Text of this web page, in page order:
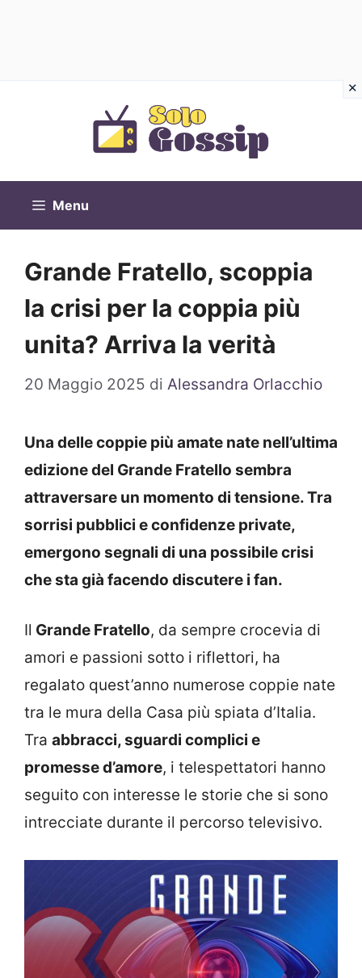
Menu
Grande Fratello, scoppia
la crisi per la coppia più
unita? Arriva la verità
20 Maggio 2025 di Alessandra Orlacchio
Una delle coppie più amate nate nell’ultima
edizione del Grande Fratello sembra
attraversare un momento di tensione. Tra
sorrisi pubblici e confidenze private,
emergono segnali di una possibile crisi
che sta già facendo discutere i fan.
Il Grande Fratello, da sempre crocevia di
amori e passioni sotto i riflettori, ha
regalato quest’anno numerose coppie nate
tra le mura della Casa più spiata d’Italia.
Tra abbracci, sguardi complici e
promesse d’amore, i telespettatori hanno
seguito con interesse le storie che si sono
intrecciate durante il percorso televisivo.